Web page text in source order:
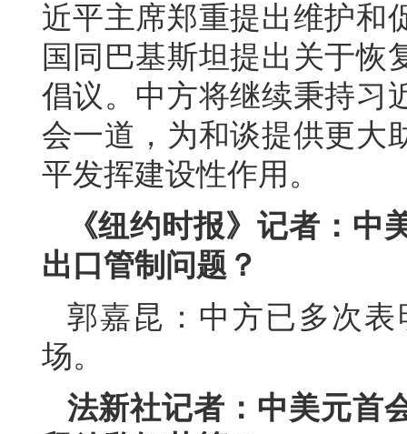
近平主席郑重提出维护和
国同巴基斯坦提出关于恢
倡议。中方将继续秉持习
会一道，为和谈提供更大
平发挥建设性作用。
《纽约时报》记者：
出口管制问题？
郭嘉昆：中方已多次
场。
法新社记者：中美元首